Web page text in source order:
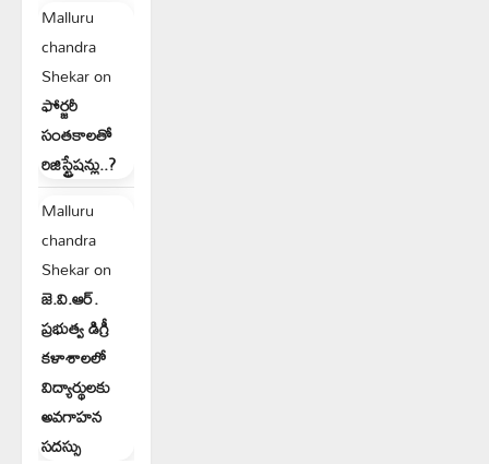
Malluru
chandra
Shekaron
ఫోర్జరీ
సంతకాలతో
రిజిస్ట్రేషన్లు..?
Malluru
chandra
Shekaron
జె.వి.ఆర్.
ప్రభుత్వ డిగ్రీ
కళాశాలలో
విద్యార్థులకు
అవగాహన
సదస్సు